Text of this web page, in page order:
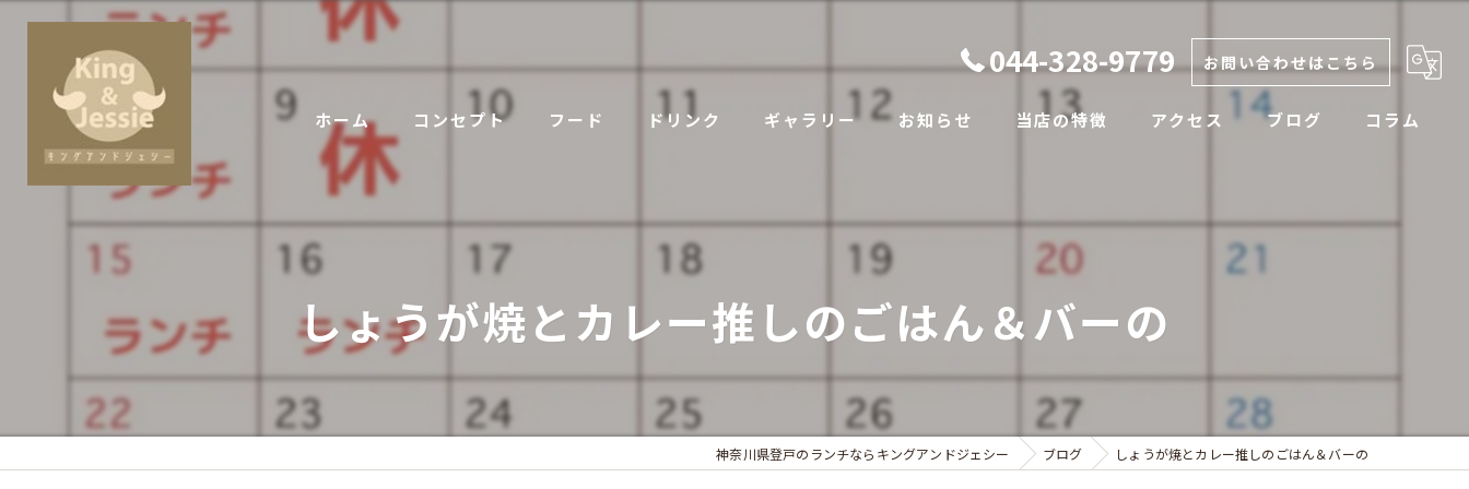
044-328-9779 お問い合わせはこちら
ホーム コンセプト フード ドリンク ギャラリー お知らせ 当店の特徴
生姜焼き
ラフテー
定食
アクセス ブログ コラム
しょうが焼とカレー推しのごはん＆バーの
神奈川県登戸のランチならキングアンドジェシー ブログ しょうが焼とカレー推しのごはん＆バーの